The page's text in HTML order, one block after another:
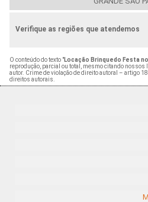
Verifique as regiões que atendemos
O conteúdo do texto "Locação Brinquedo Festa
reprodução, parcial ou total, mesmo citando
autor. Crime de violação de direito autoral – artigo
direitos autorais.